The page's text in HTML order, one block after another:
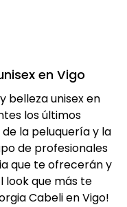
en Vigo
belleza unisex en
los últimos
la peluquería y la
de profesionales
que te ofrecerán y
look que más te
Cabeli en Vigo!